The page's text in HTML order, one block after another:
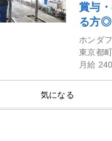
賞与
る方◎
ホンダ
東京都
月給
気になる